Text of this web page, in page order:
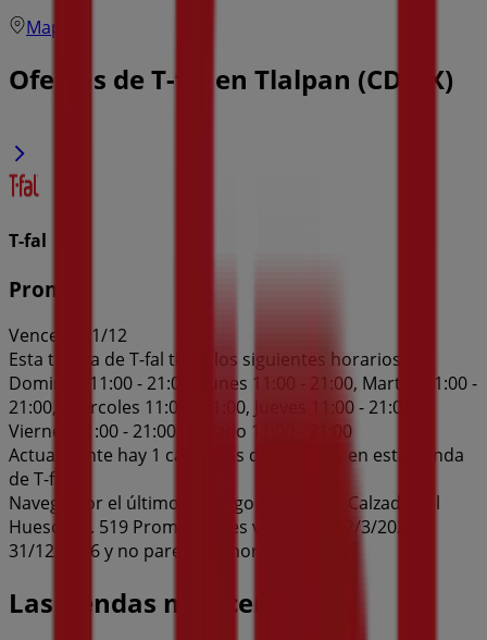
Mapa
Ofertas de T-fal en Tlalpan (CDMX)
T-fal
Promo
Vence el 31/12
Esta tienda de T-fal tiene los siguientes horarios:
Domingo 11:00 - 21:00, Lunes 11:00 - 21:00, Martes 11:00 -
21:00, Miércoles 11:00 - 21:00, Jueves 11:00 - 21:00,
Viernes 11:00 - 21:00, Sábado 11:00 - 21:00
Actualmente hay 1 catálogos disponibles en esta tienda
de T-fal.
Navega por el último catálogo de T-fal en Calzada del
Hueso No. 519 Promo que es válido del 12/3/2026 al
31/12/2026 y no pares de ahorrar.
Las tiendas más cercanas